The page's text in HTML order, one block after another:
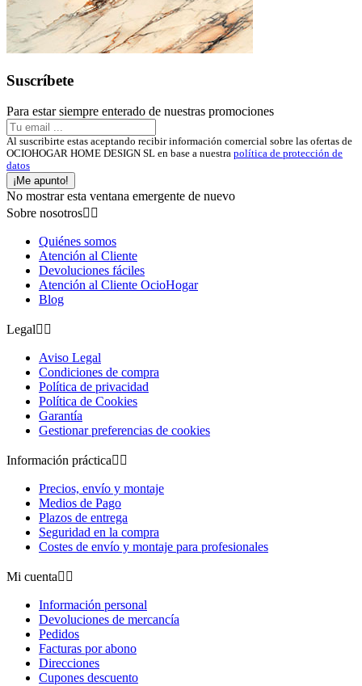
Suscríbete
Para estar siempre enterado de nuestras promociones
Al suscribirte estas aceptando recibir información comercial sobre las ofertas de
OCIOHOGAR HOME DESIGN SL en base a nuestra política de protección de
datos
¡Me apunto!
No mostrar esta ventana emergente de nuevo
Sobre nosotros 
Quiénes somos
Atención al Cliente
Devoluciones fáciles
Atención al Cliente OcioHogar
Blog
Legal 
Aviso Legal
Condiciones de compra
Política de privacidad
Política de Cookies
Garantía
Gestionar preferencias de cookies
Información práctica 
Precios, envío y montaje
Medios de Pago
Plazos de entrega
Seguridad en la compra
Costes de envío y montaje para profesionales
Mi cuenta 
Información personal
Devoluciones de mercancía
Pedidos
Facturas por abono
Direcciones
Cupones descuento